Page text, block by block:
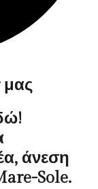
μας
άνεση
Sole.